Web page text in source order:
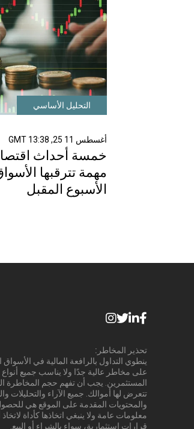
التحليل الأساسي
أغسطس 11 25, 13:38 GMT
خمسة أحداث
مهمة تترقبها
الأسبوع المقبل
تحذير المخاطر:
ينطوي التداول بالرافعة المالية في الأسواق
على مخاطر عالية جدًا ولا يناسب جميع أنواع
المستثمرين. يجب أن تفهم حجم المخاطرة
تتعرض لها أموالك. جميع الآراء والتحليلات
والمحتويات المقدمة على الموقع هي
معلومات عامة ولا ينبغي اتخاذها كأداة
قرارات استثمارية، سواء بالشراء أو البيع.